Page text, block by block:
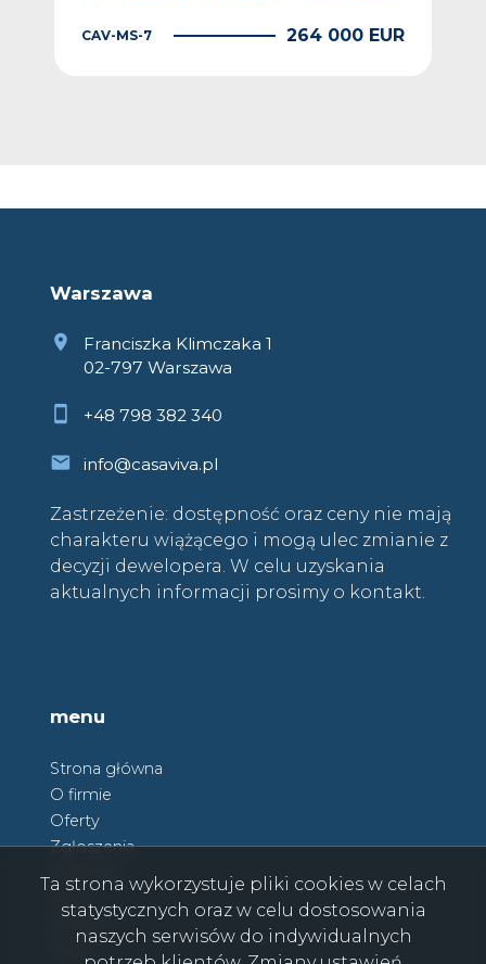
CAV-MS-7 264 000 EUR
Warszawa
Franciszka Klimczaka 1
02-797 Warszawa
+48 798 382 340
info@casaviva.pl
Zastrzeżenie: dostępność oraz ceny nie mają
charakteru wiążącego i mogą ulec zmianie z
decyzji dewelopera. W celu uzyskania
aktualnych informacji prosimy o kontakt.
menu
Strona główna
O firmie
Oferty
Zgłoszenia
Kontakt
Ta strona wykorzystuje pliki cookies w celach
statystycznych oraz w celu dostosowania
naszych serwisów do indywidualnych